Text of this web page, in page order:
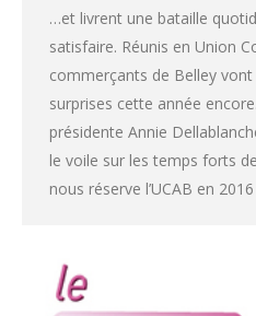
…et livrent une bataille
satisfaire. Réunis en Union
commerçants de Belley
surprises cette année
présidente Annie
le voile sur les temps forts
nous réserve l’UCAB en